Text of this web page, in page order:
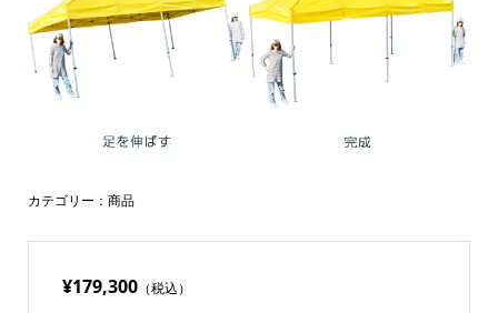
カテゴリー： 商品
¥179,300（税込）